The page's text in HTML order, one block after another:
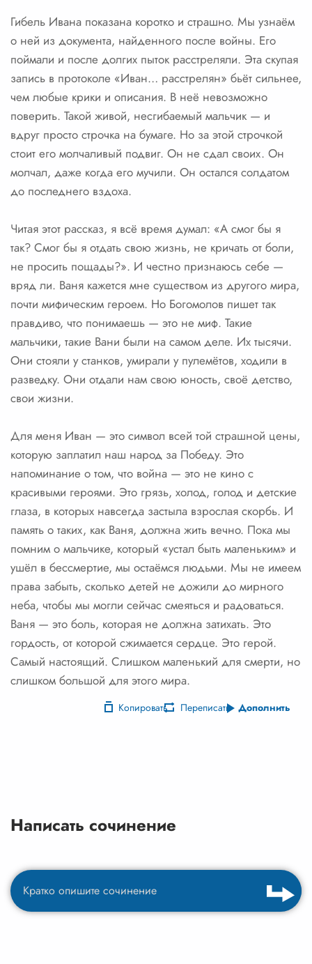
Гибель Ивана показана коротко и страшно. Мы узнаём
о ней из документа, найденного после войны. Его
поймали и после долгих пыток расстреляли. Эта скупая
запись в протоколе «Иван… расстрелян» бьёт сильнее,
чем любые крики и описания. В неё невозможно
поверить. Такой живой, несгибаемый мальчик — и
вдруг просто строчка на бумаге. Но за этой строчкой
стоит его молчаливый подвиг. Он не сдал своих. Он
молчал, даже когда его мучили. Он остался солдатом
до последнего вздоха.
Читая этот рассказ, я всё время думал: «А смог бы я
так? Смог бы я отдать свою жизнь, не кричать от боли,
не просить пощады?». И честно признаюсь себе —
вряд ли. Ваня кажется мне существом из другого мира,
почти мифическим героем. Но Богомолов пишет так
правдиво, что понимаешь — это не миф. Такие
мальчики, такие Вани были на самом деле. Их тысячи.
Они стояли у станков, умирали у пулемётов, ходили в
разведку. Они отдали нам свою юность, своё детство,
свои жизни.
Для меня Иван — это символ всей той страшной цены,
которую заплатил наш народ за Победу. Это
напоминание о том, что война — это не кино с
красивыми героями. Это грязь, холод, голод и детские
глаза, в которых навсегда застыла взрослая скорбь. И
память о таких, как Ваня, должна жить вечно. Пока мы
помним о мальчике, который «устал быть маленьким» и
ушёл в бессмертие, мы остаёмся людьми. Мы не имеем
права забыть, сколько детей не дожили до мирного
неба, чтобы мы могли сейчас смеяться и радоваться.
Ваня — это боль, которая не должна затихать. Это
гордость, от которой сжимается сердце. Это герой.
Самый настоящий. Слишком маленький для смерти, но
слишком большой для этого мира.
Копировать Переписать Дополнить
Написать сочинение